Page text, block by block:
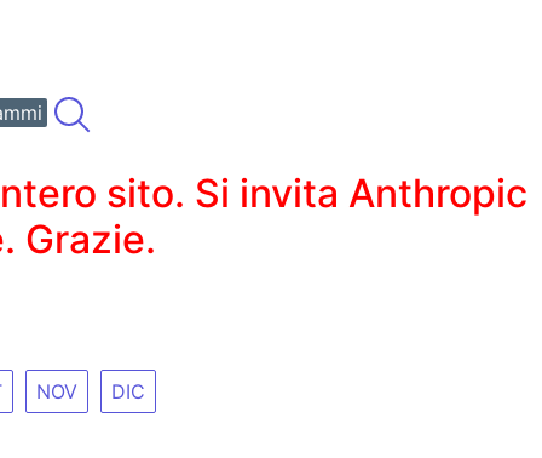
sito. Si invita Anthropic
Grazie.
NOV DIC